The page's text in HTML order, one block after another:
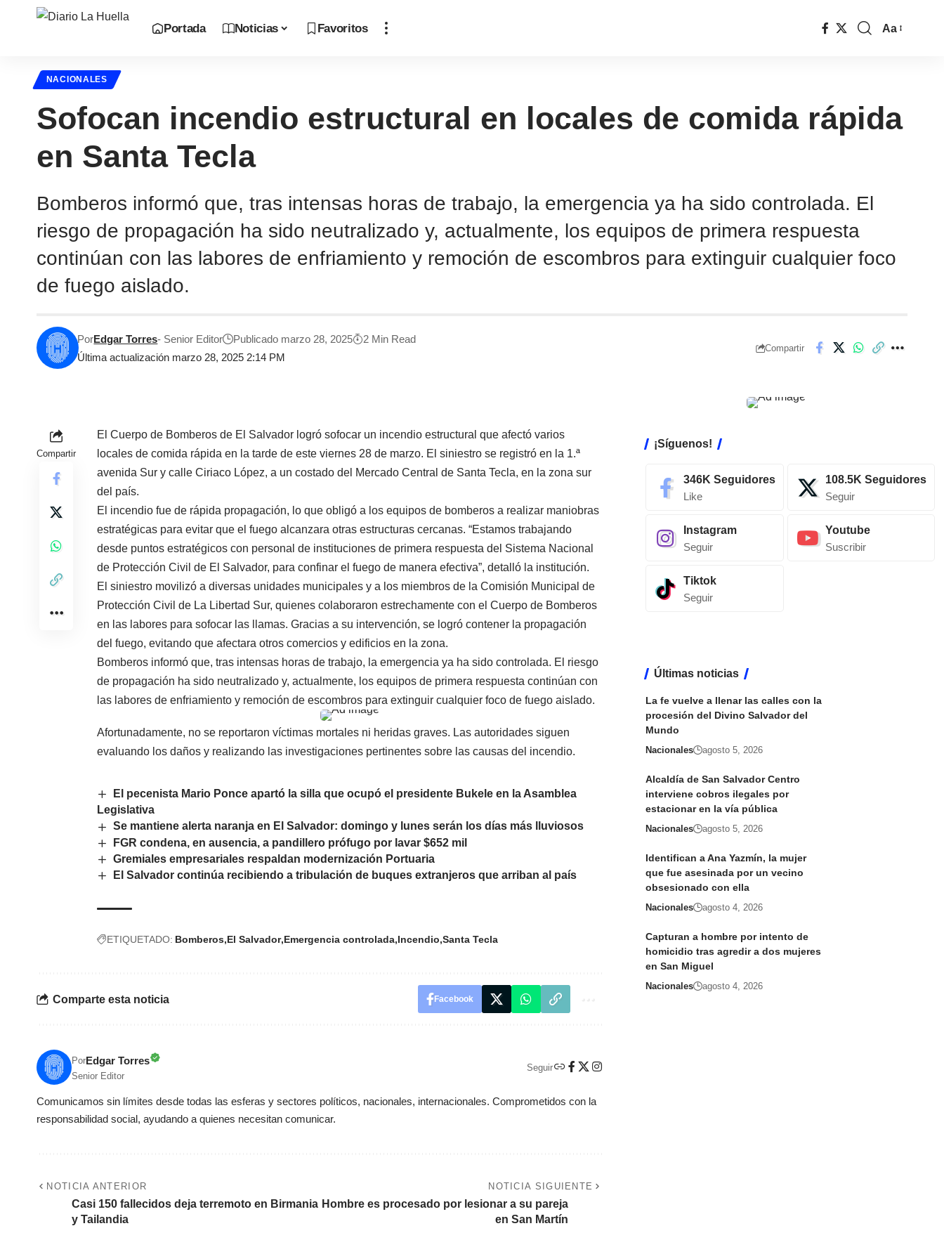
Portada Noticias Favoritos Aa
NACIONALES
Sofocan incendio estructural en locales de comida rápida
en Santa Tecla
Bomberos informó que, tras intensas horas de trabajo, la emergencia ya ha sido controlada. El
riesgo de propagación ha sido neutralizado y, actualmente, los equipos de primera respuesta
continúan con las labores de enfriamiento y remoción de escombros para extinguir cualquier foco
de fuego aislado.
Última actualización marzo 28, 2025 2:14 PM
PorEdgar Torres- Senior Editor Publicado marzo 28, 2025 2 Min Read
Compartir
Compartir
El Cuerpo de Bomberos de El Salvador logró sofocar un incendio estructural que afectó varios
locales de comida rápida en la tarde de este viernes 28 de marzo. El siniestro se registró en la 1.ª
avenida Sur y calle Ciriaco López, a un costado del Mercado Central de Santa Tecla, en la zona sur
del país.
El incendio fue de rápida propagación, lo que obligó a los equipos de bomberos a realizar maniobras
estratégicas para evitar que el fuego alcanzara otras estructuras cercanas. “Estamos trabajando
desde puntos estratégicos con personal de instituciones de primera respuesta del Sistema Nacional
de Protección Civil de El Salvador, para confinar el fuego de manera efectiva”, detalló la institución.
El siniestro movilizó a diversas unidades municipales y a los miembros de la Comisión Municipal de
Protección Civil de La Libertad Sur, quienes colaboraron estrechamente con el Cuerpo de Bomberos
en las labores para sofocar las llamas. Gracias a su intervención, se logró contener la propagación
del fuego, evitando que afectara otros comercios y edificios en la zona.
Bomberos informó que, tras intensas horas de trabajo, la emergencia ya ha sido controlada. El riesgo
de propagación ha sido neutralizado y, actualmente, los equipos de primera respuesta continúan con
las labores de enfriamiento y remoción de escombros para extinguir cualquier foco de fuego aislado.
Afortunadamente, no se reportaron víctimas mortales ni heridas graves. Las autoridades siguen
evaluando los daños y realizando las investigaciones pertinentes sobre las causas del incendio.
El pecenista Mario Ponce apartó la silla que ocupó el presidente Bukele en la Asamblea
Legislativa
Se mantiene alerta naranja en El Salvador: domingo y lunes serán los días más lluviosos
FGR condena, en ausencia, a pandillero prófugo por lavar $652 mil
Gremiales empresariales respaldan modernización Portuaria
El Salvador continúa recibiendo a tribulación de buques extranjeros que arriban al país
ETIQUETADO: Bomberos El Salvador Emergencia controlada Incendio Santa Tecla
Comparte esta noticia Facebook
PorEdgar Torres
Senior Editor
Seguir
Comunicamos sin límites desde todas las esferas y sectores políticos, nacionales, internacionales. Comprometidos con la
responsabilidad social, ayudando a quienes necesitan comunicar.
NOTICIA ANTERIOR
Casi 150 fallecidos deja terremoto en Birmania
y Tailandia
NOTICIA SIGUIENTE
Hombre es procesado por lesionar a su pareja
en San Martín
¡Síguenos!
346K Seguidores
Like
108.5K Seguidores
Seguir
Instagram
Seguir
Youtube
Suscribir
Tiktok
Seguir
Últimas noticias
La fe vuelve a llenar las calles con la
procesión del Divino Salvador del
Mundo
Nacionales agosto 5, 2026
Alcaldía de San Salvador Centro
interviene cobros ilegales por
estacionar en la vía pública
Nacionales agosto 5, 2026
Identifican a Ana Yazmín, la mujer
que fue asesinada por un vecino
obsesionado con ella
Nacionales agosto 4, 2026
Capturan a hombre por intento de
homicidio tras agredir a dos mujeres
en San Miguel
Nacionales agosto 4, 2026